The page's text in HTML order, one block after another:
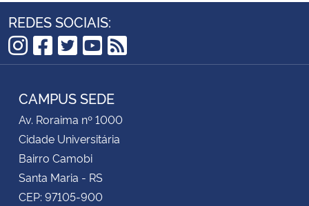
REDES SOCIAIS:
Instagram
Facebook
Twitter
YouTube
RSS
CAMPUS SEDE
Av. Roraima nº 1000
Cidade Universitária
Bairro Camobi
Santa Maria - RS
CEP: 97105-900